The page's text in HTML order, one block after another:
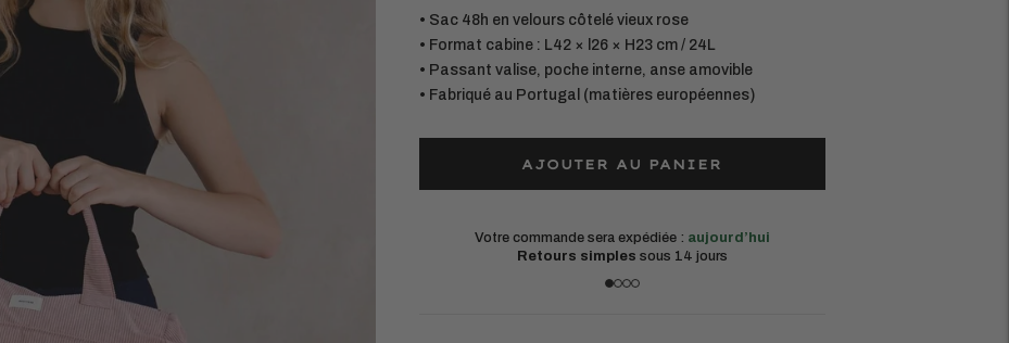
• Sac 48h en velours côtelé vieux rose
• Format cabine : L42 × l26 × H23 cm / 24L
• Passant valise, poche interne, anse amovible
• Fabriqué au Portugal (matières européennes)
AJOUTER AU PANIER
Votre commande sera expédiée : aujourd’hui
Retours simples sous 14 jours